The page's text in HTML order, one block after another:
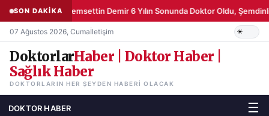
SON DAKİKA Şemsettin Demir 6 Yılın Sonunda Doktor Oldu,
07 Ağustos 2026, Cumaİletişim
DoktorlarHaber | Doktor Haber |
Sağlık Haber
DOKTORLARIN HER ŞEYDEN HABERI OLACAK
DOKTOR HABER ☰